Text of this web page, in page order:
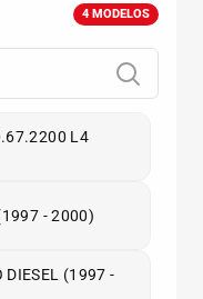
4 MODELOS
L4
- 2000)
DIESEL (1997 -